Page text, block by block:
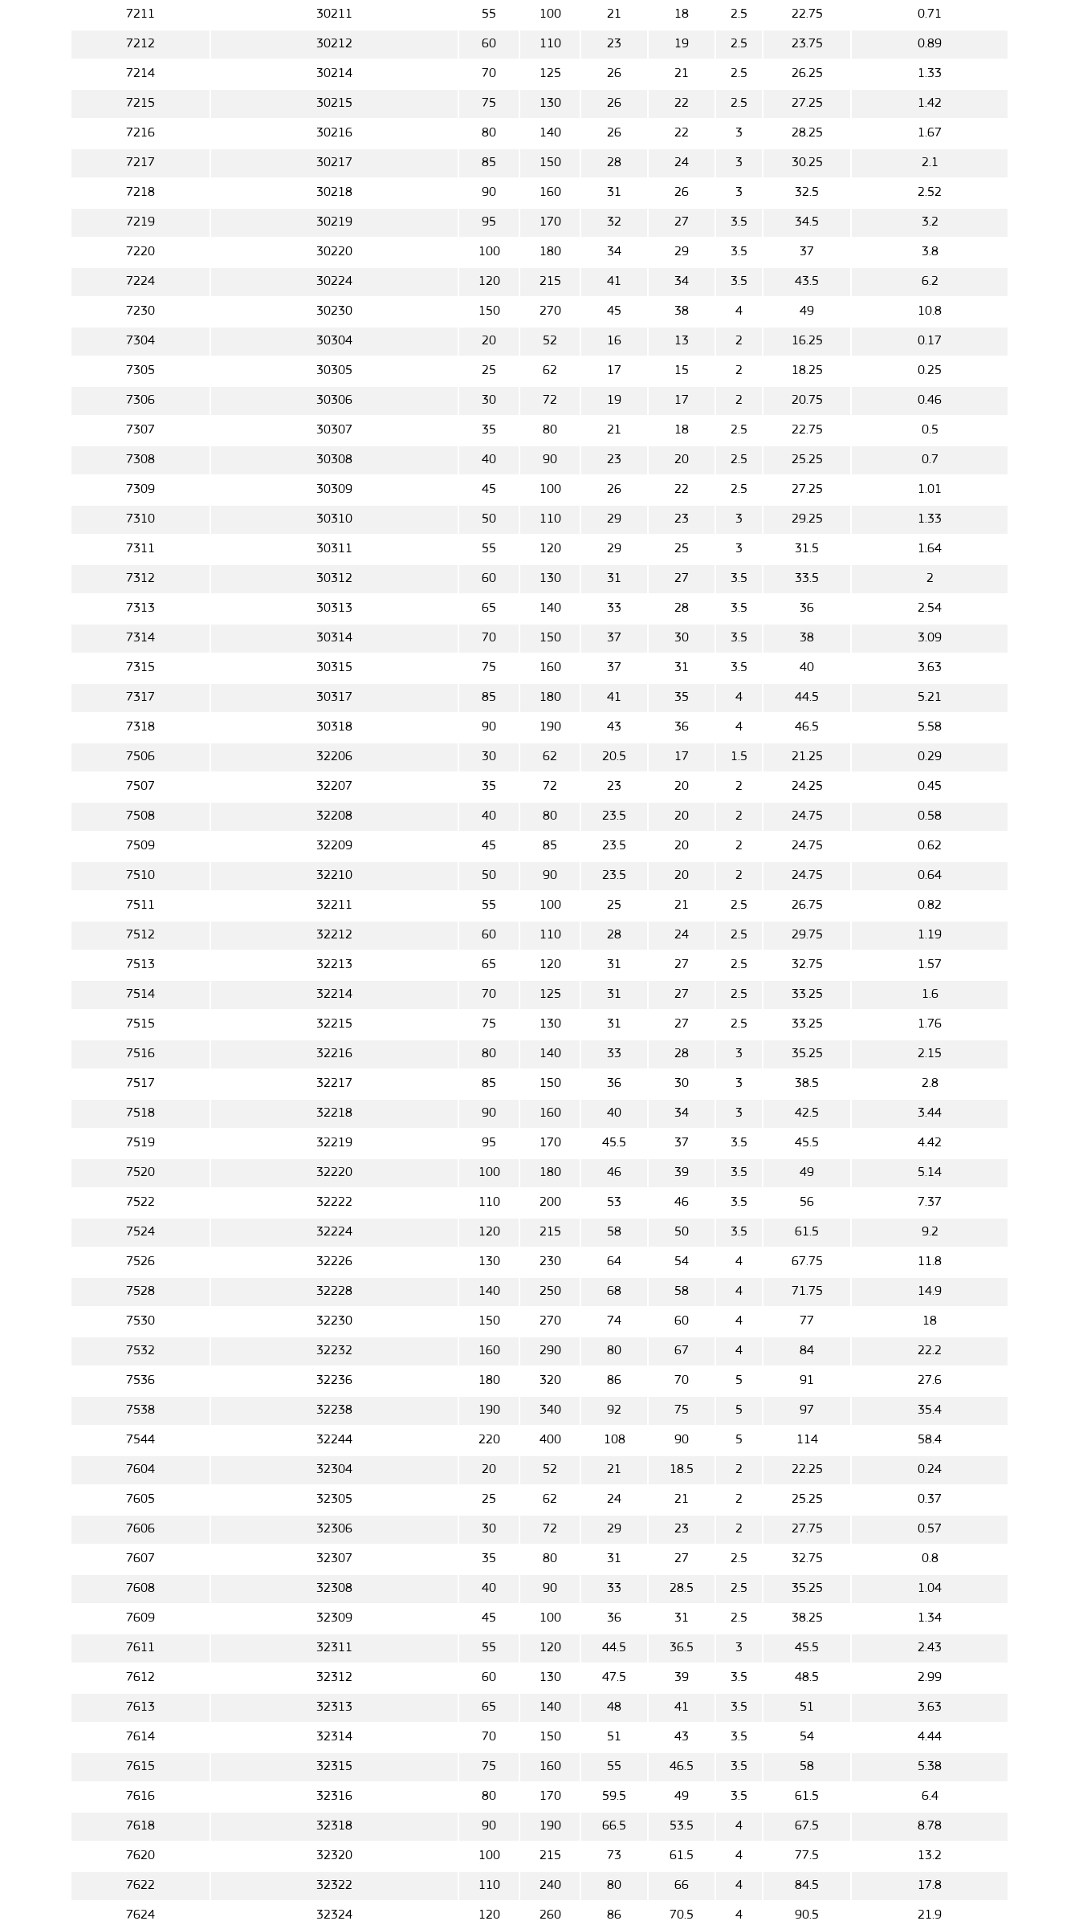
7211 30211 55 100 21 18 2.5 22.75 0.71
7212 30212 60 110 23 19 2.5 23.75 0.89
7214 30214 70 125 26 21 2.5 26.25 1.33
7215 30215 75 130 26 22 2.5 27.25 1.42
7216 30216 80 140 26 22 3 28.25 1.67
7217 30217 85 150 28 24 3 30.25 2.1
7218 30218 90 160 31 26 3 32.5 2.52
7219 30219 95 170 32 27 3.5 34.5 3.2
7220 30220 100 180 34 29 3.5 37 3.8
7224 30224 120 215 41 34 3.5 43.5 6.2
7230 30230 150 270 45 38 4 49 10.8
7304 30304 20 52 16 13 2 16.25 0.17
7305 30305 25 62 17 15 2 18.25 0.25
7306 30306 30 72 19 17 2 20.75 0.46
7307 30307 35 80 21 18 2.5 22.75 0.5
7308 30308 40 90 23 20 2.5 25.25 0.7
7309 30309 45 100 26 22 2.5 27.25 1.01
7310 30310 50 110 29 23 3 29.25 1.33
7311 30311 55 120 29 25 3 31.5 1.64
7312 30312 60 130 31 27 3.5 33.5 2
7313 30313 65 140 33 28 3.5 36 2.54
7314 30314 70 150 37 30 3.5 38 3.09
7315 30315 75 160 37 31 3.5 40 3.63
7317 30317 85 180 41 35 4 44.5 5.21
7318 30318 90 190 43 36 4 46.5 5.58
7506 32206 30 62 20.5 17 1.5 21.25 0.29
7507 32207 35 72 23 20 2 24.25 0.45
7508 32208 40 80 23.5 20 2 24.75 0.58
7509 32209 45 85 23.5 20 2 24.75 0.62
7510 32210 50 90 23.5 20 2 24.75 0.64
7511 32211 55 100 25 21 2.5 26.75 0.82
7512 32212 60 110 28 24 2.5 29.75 1.19
7513 32213 65 120 31 27 2.5 32.75 1.57
7514 32214 70 125 31 27 2.5 33.25 1.6
7515 32215 75 130 31 27 2.5 33.25 1.76
7516 32216 80 140 33 28 3 35.25 2.15
7517 32217 85 150 36 30 3 38.5 2.8
7518 32218 90 160 40 34 3 42.5 3.44
7519 32219 95 170 45.5 37 3.5 45.5 4.42
7520 32220 100 180 46 39 3.5 49 5.14
7522 32222 110 200 53 46 3.5 56 7.37
7524 32224 120 215 58 50 3.5 61.5 9.2
7526 32226 130 230 64 54 4 67.75 11.8
7528 32228 140 250 68 58 4 71.75 14.9
7530 32230 150 270 74 60 4 77 18
7532 32232 160 290 80 67 4 84 22.2
7536 32236 180 320 86 70 5 91 27.6
7538 32238 190 340 92 75 5 97 35.4
7544 32244 220 400 108 90 5 114 58.4
7604 32304 20 52 21 18.5 2 22.25 0.24
7605 32305 25 62 24 21 2 25.25 0.37
7606 32306 30 72 29 23 2 27.75 0.57
7607 32307 35 80 31 27 2.5 32.75 0.8
7608 32308 40 90 33 28.5 2.5 35.25 1.04
7609 32309 45 100 36 31 2.5 38.25 1.34
7611 32311 55 120 44.5 36.5 3 45.5 2.43
7612 32312 60 130 47.5 39 3.5 48.5 2.99
7613 32313 65 140 48 41 3.5 51 3.63
7614 32314 70 150 51 43 3.5 54 4.44
7615 32315 75 160 55 46.5 3.5 58 5.38
7616 32316 80 170 59.5 49 3.5 61.5 6.4
7618 32318 90 190 66.5 53.5 4 67.5 8.78
7620 32320 100 215 73 61.5 4 77.5 13.2
7622 32322 110 240 80 66 4 84.5 17.8
7624 32324 120 260 86 70.5 4 90.5 21.9